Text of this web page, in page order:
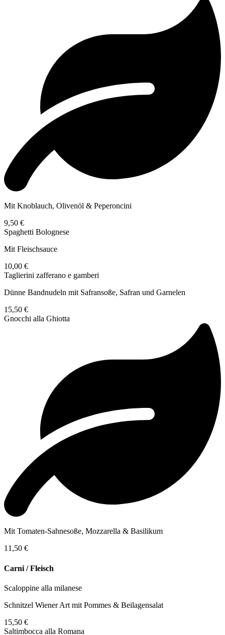
Mit Knoblauch, Olivenöl & Peperoncini
9,50 €
Spaghetti Bolognese
Mit Fleischsauce
10,00 €
Taglierini zafferano e gamberi
Dünne Bandnudeln mit Safransoße, Safran und Garnelen
15,50 €
Gnocchi alla Ghiotta
Mit Tomaten-Sahnesoße, Mozzarella & Basilikum
11,50 €
Carni / Fleisch
Scaloppine alla milanese
Schnitzel Wiener Art mit Pommes & Beilagensalat
15,50 €
Saltimbocca alla Romana